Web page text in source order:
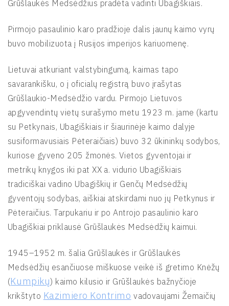
Grūšlaukės Medsėdžius pradėta vadinti Ubagiškiais.
Pirmojo pasaulinio karo pradžioje dalis jaunų kaimo vyrų
buvo mobilizuota į Rusijos imperijos kariuomenę.
Lietuvai atkuriant valstybingumą, kaimas tapo
savarankišku, o į oficialų registrą buvo įrašytas
Grūšlaukio-Medsėdžio vardu. Pirmojo Lietuvos
apgyvendintų vietų surašymo metu 1923 m. jame (kartu
su Petkynais, Ubagiškiais ir šiaurinėje kaimo dalyje
susiformavusiais Pėteraičiais) buvo 32 ūkininkų sodybos,
kuriose gyveno 205 žmonės. Vietos gyventojai ir
metrikų knygos iki pat XX a. vidurio Ubagiškiais
tradiciškai vadino Ubagiškių ir Genčų Medsėdžių
gyventojų sodybas, aiškiai atskirdami nuo jų Petkynus ir
Pėteraičius. Tarpukariu ir po Antrojo pasaulinio karo
Ubagiškiai priklausė Grūšlaukės Medsėdžių kaimui.
1945–1952 m. šalia Grūšlaukės ir Grūšlaukės
Medsėdžių esančiuose miškuose veikė iš gretimo Knėžų
(Kumpikų) kaimo kilusio ir Grūšlaukės bažnyčioje
krikštyto Kazimiero Kontrimo vadovaujami Žemaičių